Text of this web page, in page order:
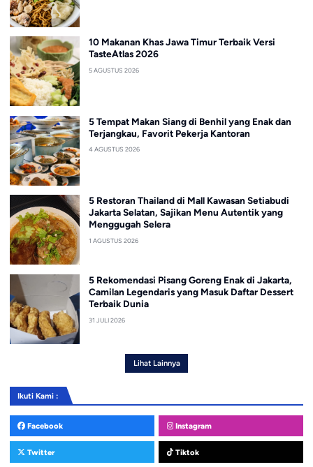
10 Makanan Khas Jawa Timur Terbaik Versi
TasteAtlas 2026
5 AGUSTUS 2026
5 Tempat Makan Siang di Benhil yang Enak dan
Terjangkau, Favorit Pekerja Kantoran
4 AGUSTUS 2026
5 Restoran Thailand di Mall Kawasan Setiabudi
Jakarta Selatan, Sajikan Menu Autentik yang
Menggugah Selera
1 AGUSTUS 2026
5 Rekomendasi Pisang Goreng Enak di Jakarta,
Camilan Legendaris yang Masuk Daftar Dessert
Terbaik Dunia
31 JULI 2026
Lihat Lainnya
Ikuti Kami :
Facebook Instagram
Twitter Tiktok